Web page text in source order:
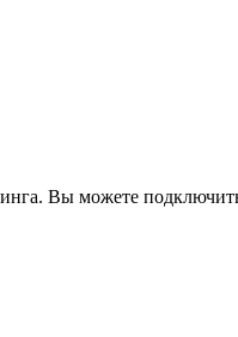
Вы можете